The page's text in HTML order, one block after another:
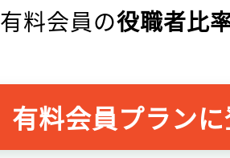
有料会員の役職者比
有料会員プラン